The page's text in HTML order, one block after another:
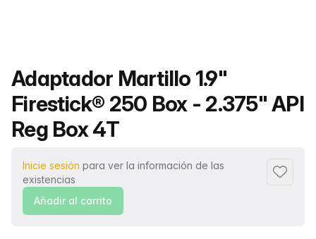
Nombre del producto
Adaptador Martillo 1.9"
Firestick® 250 Box - 2.375" API
Reg Box 4T
Inicie sesión para ver la información de las
existencias
Añadir
Añadir al carrito